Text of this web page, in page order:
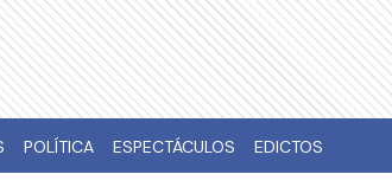
POLÍTICA ESPECTÁCULOS EDICTOS